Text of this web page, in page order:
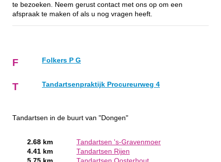
te bezoeken. Neem gerust contact met ons op om een
afspraak te maken of als u nog vragen heeft.
F Folkers P G
T Tandartsenpraktijk Procureurweg 4
Tandartsen in de buurt van "Dongen"
2.68 km
Tandartsen 's-Gravenmoer
4.41 km
Tandartsen Rijen